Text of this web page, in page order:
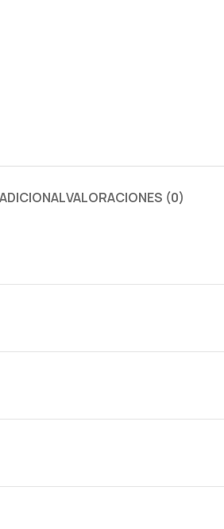
VALORACIONES (0)